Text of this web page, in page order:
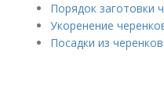
Порядок заготовки
Укоренение
Посадки из черенков